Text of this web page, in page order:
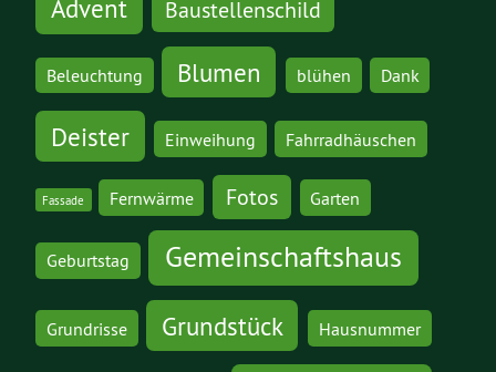
Advent
Baustellenschild
Beleuchtung Blumen blühen Dank
Deister Einweihung Fahrradhäuschen
Fassade Fernwärme Fotos Garten
Geburtstag Gemeinschaftshaus
Grundrisse Grundstück Hausnummer